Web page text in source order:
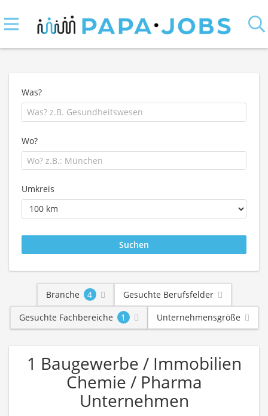
Was?
Wo?
Umkreis
Branche 4
Gesuchte Berufsfelder
Gesuchte Fachbereiche
1 Unternehmensgröße
1 Baugewerbe / Immobilien
Chemie / Pharma
Unternehmen